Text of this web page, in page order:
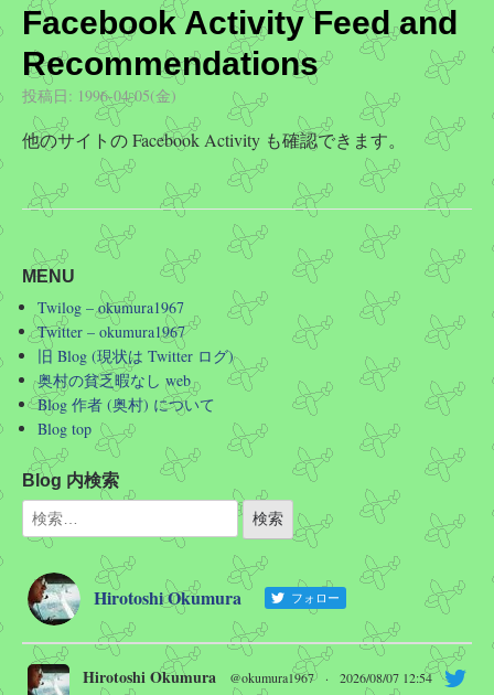
Facebook Activity Feed and
Recommendations
投稿日: 1996-04-05(金)
他のサイトの Facebook Activity も確認できます。
MENU
Twilog – okumura1967
Twitter – okumura1967
旧 Blog (現状は Twitter ログ)
奥村の貧乏暇なし web
Blog 作者 (奥村) について
Blog top
Blog 内検索
Hirotoshi Okumura フォロー
Hirotoshi Okumura @okumura1967 · 2026/08/07 12:54